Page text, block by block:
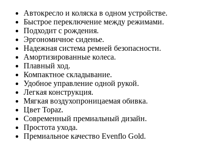
Автокресло и коляска в одном устройстве.
Быстрое переключение между режимами.
Подходит с рождения.
Эргономичное сиденье.
Надежная система ремней безопасности.
Амортизированные колеса.
Плавный ход.
Компактное складывание.
Удобное управление одной рукой.
Легкая конструкция.
Мягкая воздухопроницаемая обивка.
Цвет Topaz.
Современный премиальный дизайн.
Простота ухода.
Премиальное качество Evenflo Gold.